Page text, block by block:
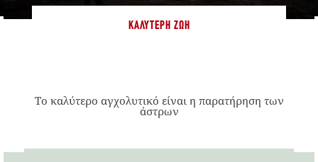
ΚΑΛΎΤΕΡΗ ΖΩΉ
Το καλύτερο αγχολυτικό είναι η παρατήρηση των
άστρων